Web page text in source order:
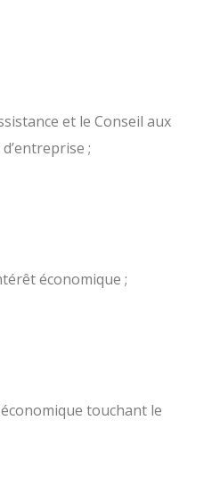
et le Conseil aux
;
économique ;
touchant le